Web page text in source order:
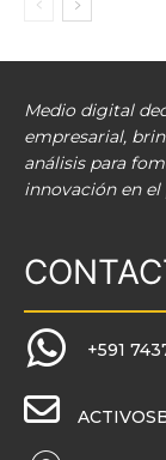
Medio digital
empresarial,
análisis para
innovación en el
+591